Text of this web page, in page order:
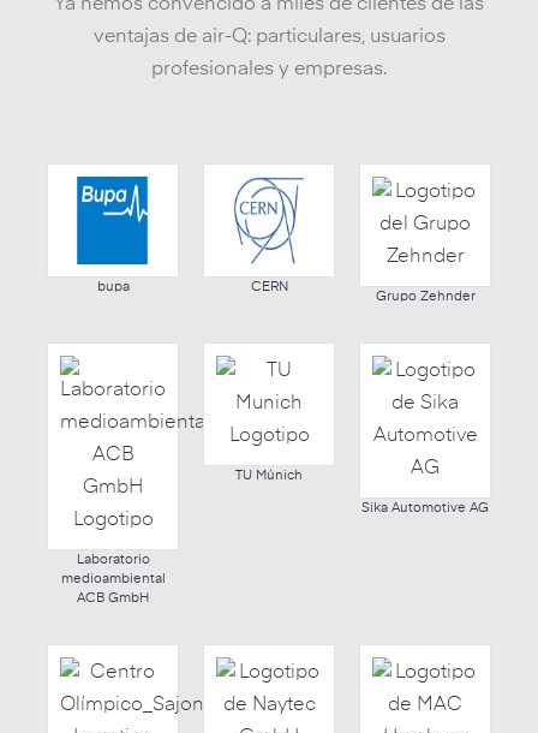
Ya hemos convencido a miles de clientes de las
ventajas de air-Q: particulares, usuarios
profesionales y empresas.
bupa CERN
Grupo Zehnder
Laboratorio
medioambiental
ACB GmbH
TU Múnich
Sika Automotive AG